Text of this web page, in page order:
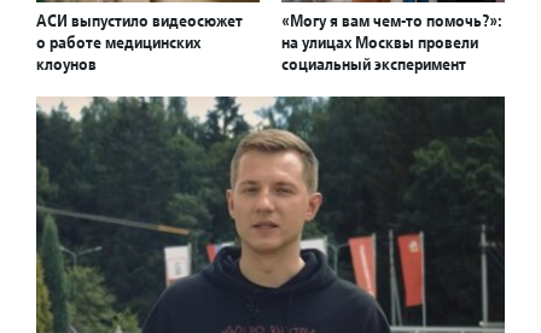
АСИ выпустило видеосюжет
о работе медицинских
клоунов
«Могу я вам чем-то помочь?»:
на улицах Москвы провели
социальный эксперимент